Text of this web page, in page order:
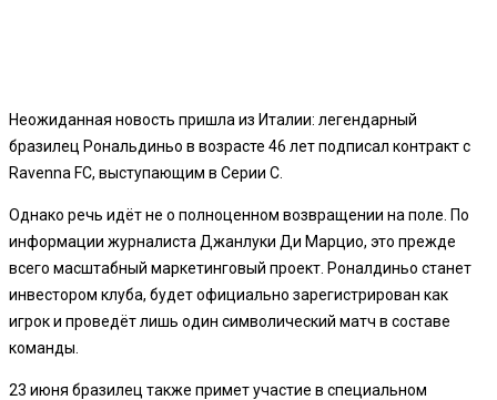
Неожиданная новость пришла из Италии: легендарный
бразилец Рональдиньо в возрасте 46 лет подписал контракт с
Ravenna FC, выступающим в Серии C.
Однако речь идёт не о полноценном возвращении на поле. По
информации журналиста Джанлуки Ди Марцио, это прежде
всего масштабный маркетинговый проект. Роналдиньо станет
инвестором клуба, будет официально зарегистрирован как
игрок и проведёт лишь один символический матч в составе
команды.
23 июня бразилец также примет участие в специальном